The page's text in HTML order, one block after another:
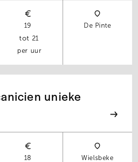
19
21
per uur
De Pinte
unieke
18
Wielsbeke